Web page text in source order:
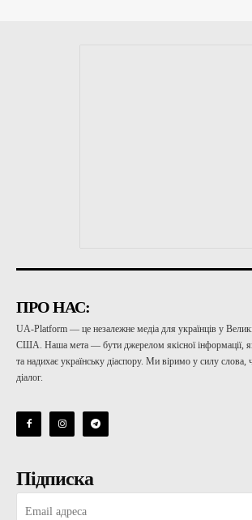
ПРО НАС:
UA-Platform — це незалежне медіа для українців у
США. Наша мета — бути джерелом якісної інформації,
та надихає українську діаспору. Ми віримо у силу слова,
діалог.
Підписка